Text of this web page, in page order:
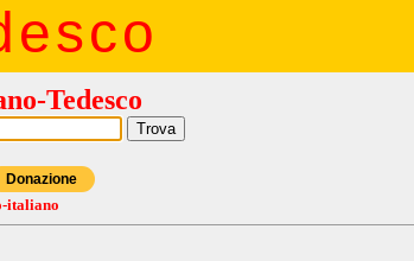
Tedesco
Donazione
italiano